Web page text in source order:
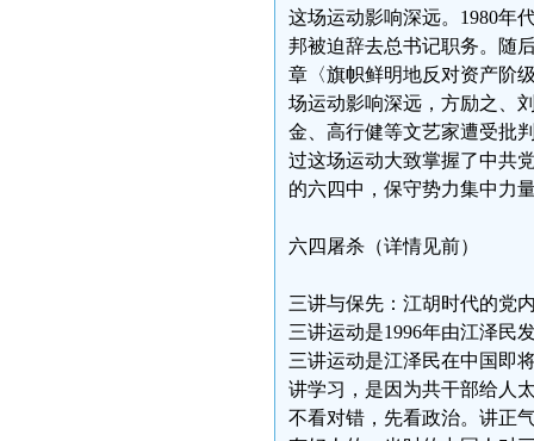
这场运动影响深远。1980年
邦被迫辞去总书记职务。随
章〈旗帜鲜明地反对资产阶
场运动影响深远，方励之、
金、高行健等文艺家遭受批
过这场运动大致掌握了中共
的六四中，保守势力集中力
六四屠杀（详情见前）
三讲与保先：江胡时代的党
三讲运动是1996年由江泽民
三讲运动是江泽民在中国即
讲学习，是因为共干部给人
不看对错，先看政治。讲正